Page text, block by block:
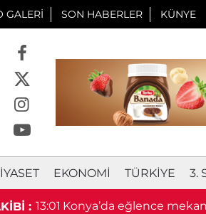
GALERİ SON HABERLER KÜNYE
EKONOMI TÜRKIYE 3.
: 13:01 Konya’da eğlence